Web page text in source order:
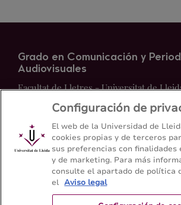
Grado en Comunicación y
Audiovisuales
Facultat de Lletres - Universitat de
Mapa del web Contacto
973 70 21 08
Configuración de
El web de la Universidad de
cookies propias y de terceros
sus preferencias con finalidades
y de marketing. Para más
consulte el apartado de política
el Aviso legal